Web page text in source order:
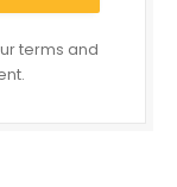
terms and